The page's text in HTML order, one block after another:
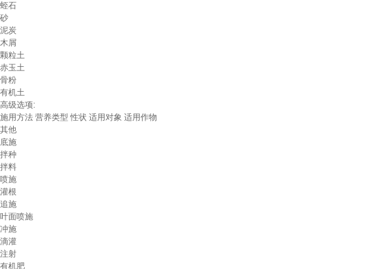
蛭石
砂
泥炭
木屑
颗粒土
赤玉土
骨粉
有机土
高级选项:
施用方法 营养类型 性状 适用对象 适用作物
其他
底施
拌种
拌料
喷施
灌根
追施
叶面喷施
冲施
滴灌
注射
有机肥